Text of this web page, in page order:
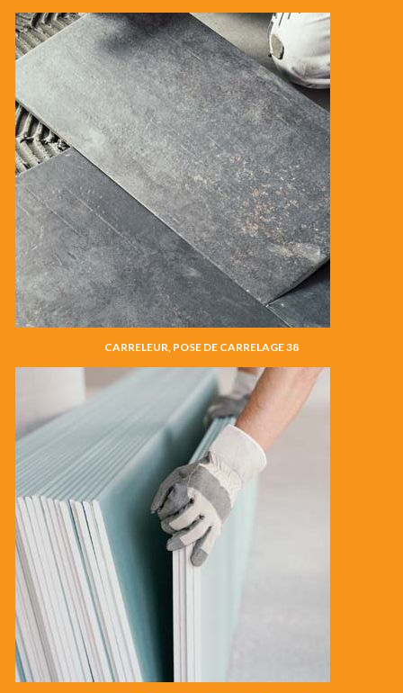
CARRELEUR, POSE DE CARRELAGE 38